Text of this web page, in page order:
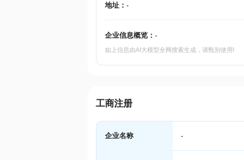
地址： -
企业信息概览： -
如上信息由AI大模型全网搜索生成，请甄别使用!
工商注册
企业名称 -